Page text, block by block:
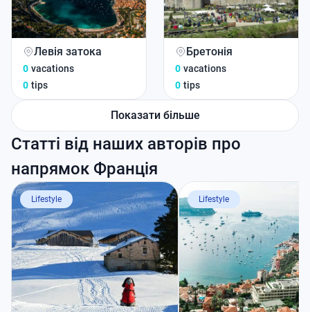
Левія затока
0 vacations
0 tips
Бретонія
0 vacations
0 tips
Показати більше
Статті від наших авторів про
напрямок Франція
Lifestyle Lifestyle